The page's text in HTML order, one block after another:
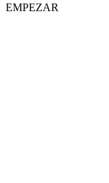
EMPEZAR